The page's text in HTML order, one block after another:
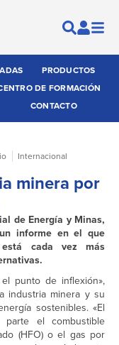
PRODUCTOS
DE FORMACIÓN
CONTACTO
Internacional
minera por
de Energía y Minas,
informe en el que
cada vez más
punto de inflexión»,
industria minera y su
sostenibles. «El
parte el combustible
(HFO) o el gas por